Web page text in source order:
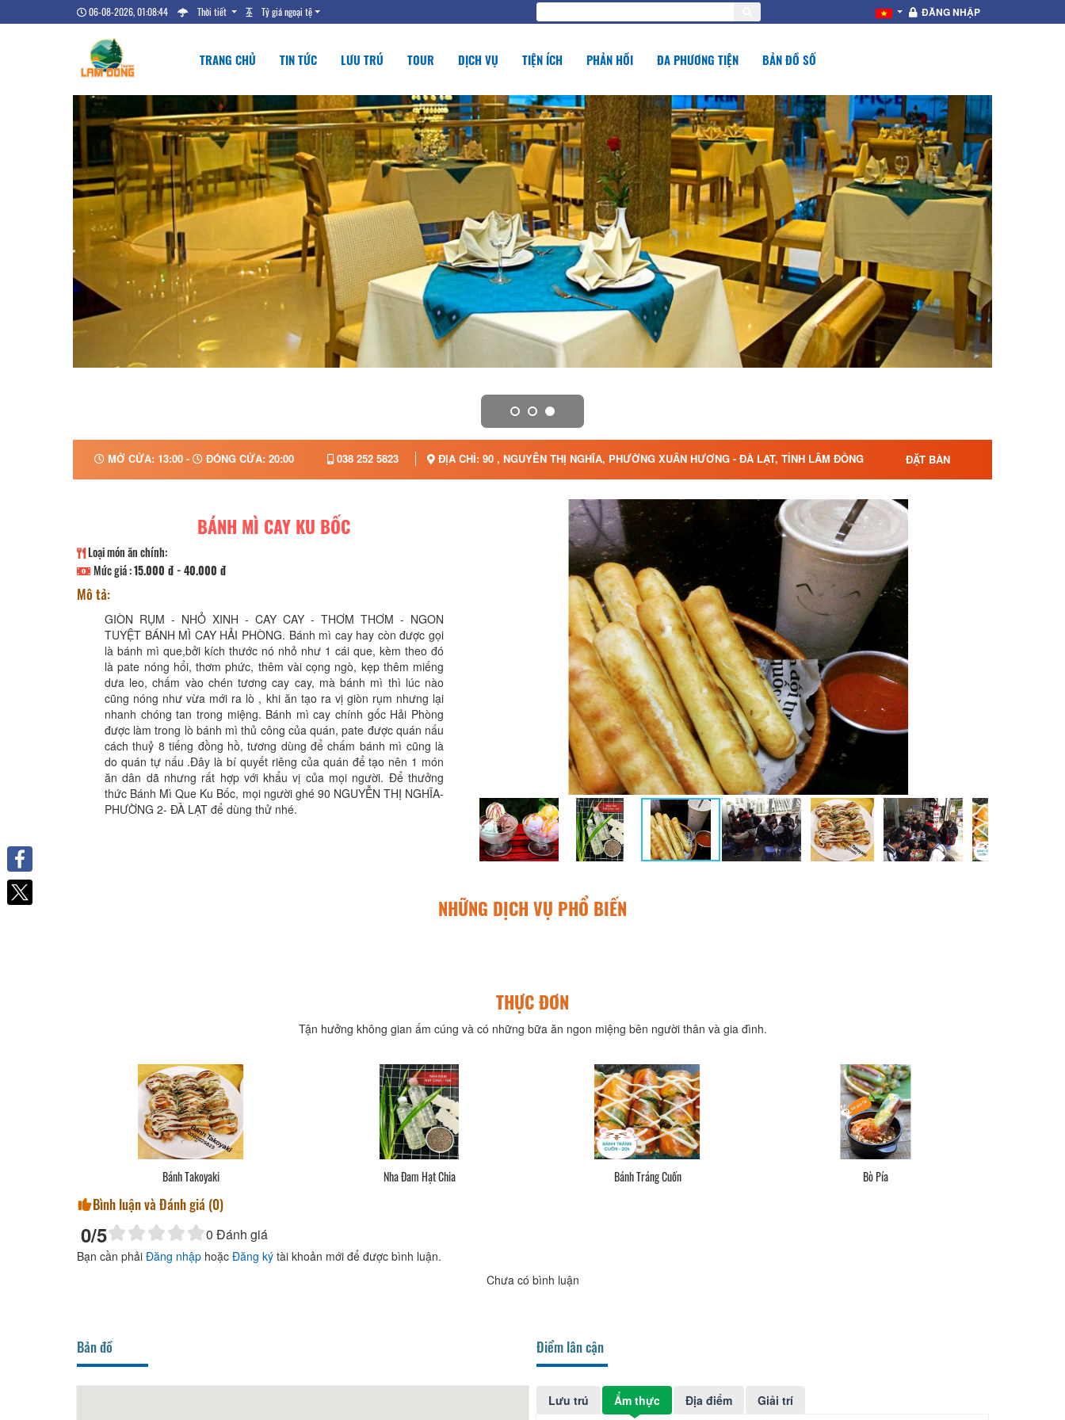
06-08-2026, 01:08:45 Thời tiết Tỷ giá ngoại tệ ĐĂNG NHẬP
TRANG CHỦ TIN TỨC LƯU TRÚ TOUR DỊCH VỤ TIỆN ÍCH PHẢN HỒI ĐA PHƯƠNG TIỆN BẢN ĐỒ SỐ
MỞ CỬA: 13:00 - ĐÓNG CỬA: 20:00 038 252 5823 ĐỊA CHỈ: 90 , NGUYỄN THỊ NGHĨA, PHƯỜNG XUÂN HƯƠNG - ĐÀ LẠT, TỈNH LÂM ĐỒNG ĐẶT BÀN
BÁNH MÌ CAY KU BỐC
Loại món ăn chính:
Mức giá :15.000 đ - 40.000 đ
Mô tả:
GIÒN RỤM - NHỎ XINH - CAY CAY - THƠM THƠM - NGON
TUYỆT BÁNH MÌ CAY HẢI PHÒNG. Bánh mì cay hay còn được gọi
là bánh mì que,bởi kích thước nó nhỏ như 1 cái que, kèm theo đó
là pate nóng hổi, thơm phức, thêm vài cọng ngò, kẹp thêm miếng
dưa leo, chấm vào chén tương cay cay, mà bánh mì thì lúc nào
cũng nóng như vừa mới ra lò , khi ăn tạo ra vị giòn rụm nhưng lại
nhanh chóng tan trong miệng. Bánh mì cay chính gốc Hải Phòng
được làm trong lò bánh mì thủ công của quán, pate được quán nấu
cách thuỷ 8 tiếng đồng hồ, tương dùng để chấm bánh mì cũng là
do quán tự nấu .Đây là bí quyết riêng của quán để tạo nên 1 món
ăn dân dã nhưng rất hợp với khẩu vị của mọi người. Để thưởng
thức Bánh Mì Que Ku Bốc, mọi người ghé 90 NGUYỄN THỊ NGHĨA-
PHƯỜNG 2- ĐÀ LẠT để dùng thử nhé.
NHỮNG DỊCH VỤ PHỔ BIẾN
THỰC ĐƠN
Tận hưởng không gian ấm cúng và có những bữa ăn ngon miệng bên người thân và gia đình.
Nha Đam Hạt Chia Bánh Tráng Cuốn Bò Pía Trứng Cút Nướng
Bình luận và Đánh giá (0)
0/5 0 Đánh giá
Bạn cần phải Đăng nhập hoặc Đăng ký tài khoản mới để được bình luận.
Chưa có bình luận
Bản đồ Điểm lân cận
Lưu trú Ẩm thực Địa điểm Giải trí
Facebook